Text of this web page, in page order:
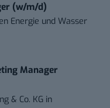
(w/m/d)
Energie und Wasser
Manager
& Co. KG in